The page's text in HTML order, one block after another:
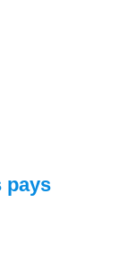
pays